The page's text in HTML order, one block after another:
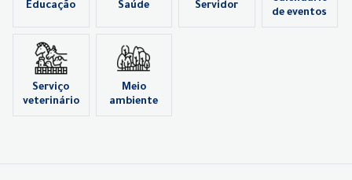
Educação Saúde Servidor
de eventos
Serviço
veterinário
Meio
ambiente